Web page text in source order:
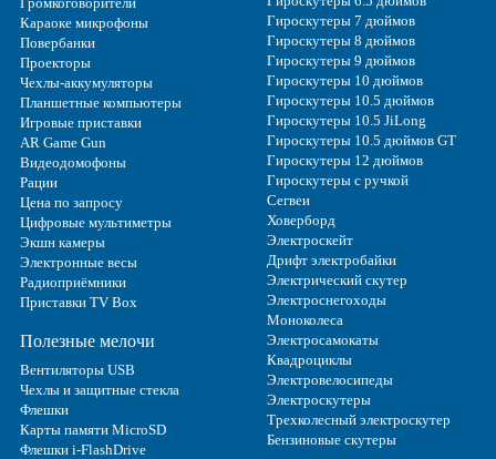
Караоке микрофоны
Повербанки
Проекторы
Чехлы-аккумуляторы
Планшетные компьютеры
Игровые приставки
AR Game Gun
Видеодомофоны
Рации
Цена по запросу
Цифровые мультиметры
Экшн камеры
Электронные весы
Радиоприёмники
Приставки TV Box
Полезные мелочи
Вентиляторы USB
Чехлы и защитные стекла
Флешки
Карты памяти MicroSD
Флешки i-FlashDrive
Гироскутеры 7 дюймов
Гироскутеры 8 дюймов
Гироскутеры 9 дюймов
Гироскутеры 10 дюймов
Гироскутеры 10.5 дюймов
Гироскутеры 10.5 JiLong
Гироскутеры 10.5 дюймов GT
Гироскутеры 12 дюймов
Гироскутеры с ручкой
Сегвеи
Ховерборд
Электроскейт
Дрифт электробайки
Электрический скутер
Электроснегоходы
Моноколеса
Электросамокаты
Квадроциклы
Электровелосипеды
Электроскутеры
Трехколесный электроскутер
Бензиновые скутеры